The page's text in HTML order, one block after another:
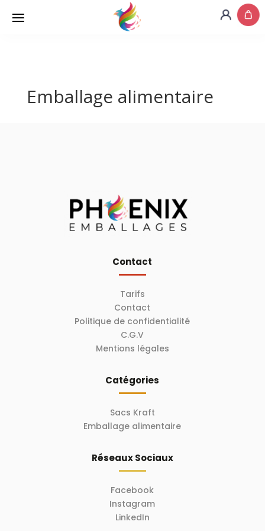
Emballage alimentaire
Contact
Tarifs
Contact
Politique de confidentialité
C.G.V
Mentions légales
Catégories
Sacs Kraft
Emballage alimentaire
Réseaux Sociaux
Facebook
Instagram
LinkedIn